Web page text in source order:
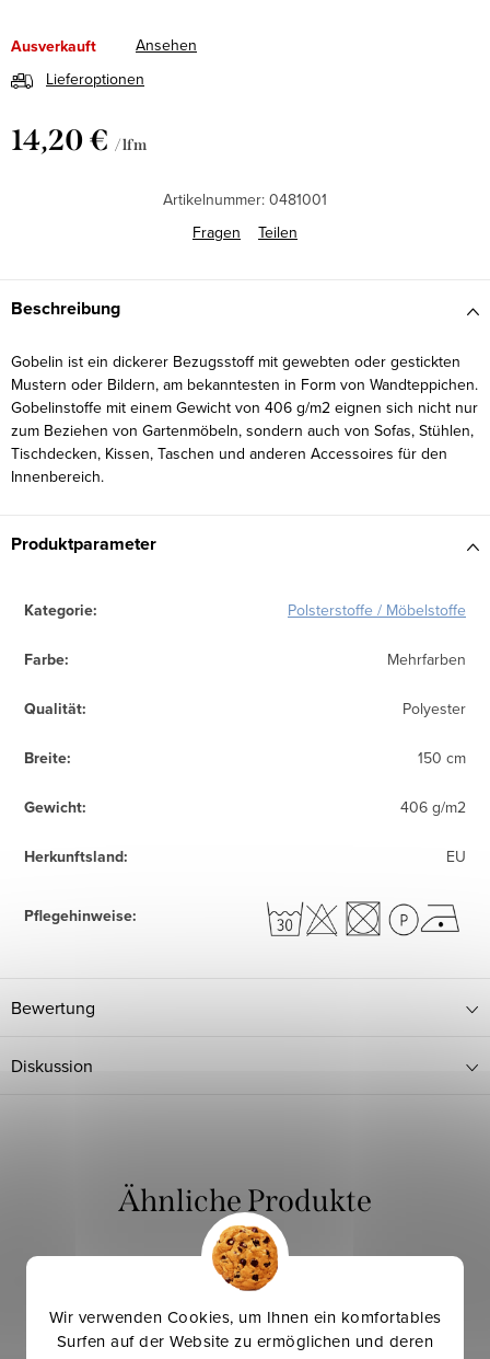
Wir verwenden Cookies, um Ihnen ein komfortables
Surfen auf der Website zu ermöglichen und deren
Ausverkauft
Ansehen
Lieferoptionen
14,20 € / lfm
Artikelnummer: 0481001
Fragen
Teilen
Beschreibung
Gobelin ist ein dickerer Bezugsstoff mit gewebten oder gestickten
Mustern oder Bildern, am bekanntesten in Form von Wandteppichen.
Gobelinstoffe mit einem Gewicht von 406 g/m2 eignen sich nicht nur
zum Beziehen von Gartenmöbeln, sondern auch von Sofas, Stühlen,
Tischdecken, Kissen, Taschen und anderen Accessoires für den
Innenbereich.
Produktparameter
Kategorie: Polsterstoffe / Möbelstoffe
Farbe: Mehrfarben
Qualität: Polyester
Breite: 150 cm
Gewicht: 406 g/m2
Herkunftsland: EU
Pflegehinweise:
Bewertung
Diskussion